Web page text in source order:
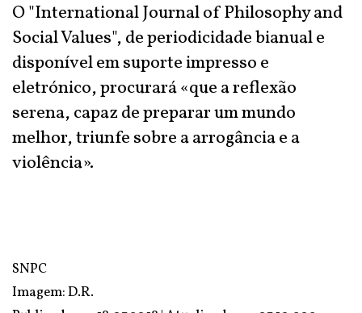
O "International Journal of Philosophy and
Social Values", de periodicidade bianual e
disponível em suporte impresso e
eletrónico, procurará «que a reflexão
serena, capaz de preparar um mundo
melhor, triunfe sobre a arrogância e a
violência».
SNPC
Imagem: D.R.